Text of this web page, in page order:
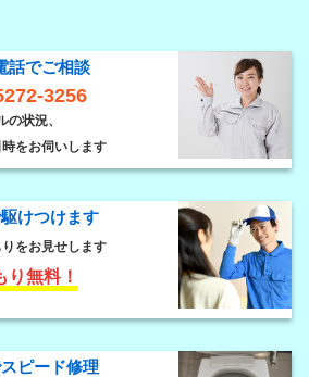
話でご相談
3256
の状況、
をお伺いします
けつけます
をお見せします
り無料！
ピード修理